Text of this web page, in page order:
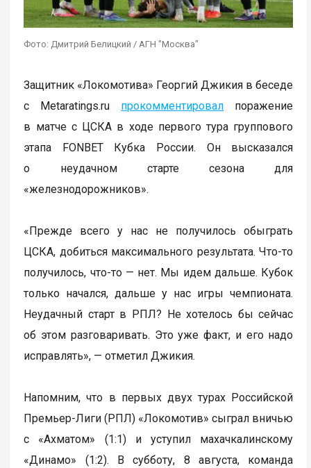
Фото: Дмитрий Белицкий / АГН "Москва"
Защитник «Локомотива» Георгий Джикия в беседе
с Metaratings.ru прокомментировал поражение
в матче с ЦСКА в ходе первого тура группового
этапа FONBET Кубка России. Он высказался
о неудачном старте сезона для
«железнодорожников».
«Прежде всего у нас не получилось обыграть
ЦСКА, добиться максимального результата. Что-то
получилось, что-то — нет. Мы идем дальше. Кубок
только начался, дальше у нас игры чемпионата.
Неудачный старт в РПЛ? Не хотелось бы сейчас
об этом разговаривать. Это уже факт, и его надо
исправлять», — отметил Джикия.
Напомним, что в первых двух турах Российской
Премьер-Лиги (РПЛ) «Локомотив» сыграл вничью
с «Ахматом» (1:1) и уступил махачкалинскому
«Динамо» (1:2). В субботу, 8 августа, команда